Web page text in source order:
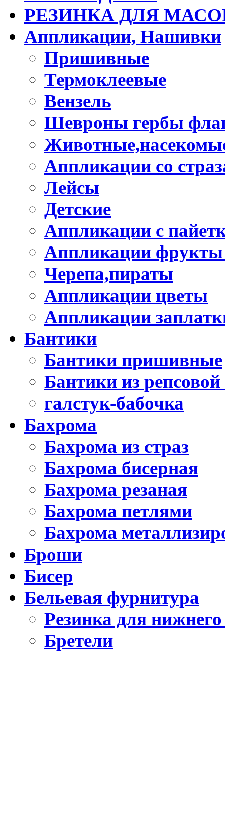
РЕЗИНКА ДЛЯ
Аппликации, Нашивки
Пришивные
Термоклеевые
Вензель
Шевроны гербы
Аппликации со
Лейсы
Детские
Аппликации с
Аппликации
Черепа,пираты
Аппликации цветы
Аппликации
Бантики
Бантики пришивные
Бантики из
галстук-бабочка
Бахрома
Бахрома из страз
Бахрома бисерная
Бахрома резаная
Бахрома петлями
Бахрома
Броши
Бисер
Бельевая фурнитура
Резинка для
Бретели